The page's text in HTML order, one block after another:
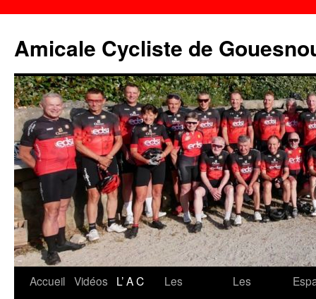
contenu
Amicale Cycliste de
Accueil Vidéos
L’ A C
Les
Les